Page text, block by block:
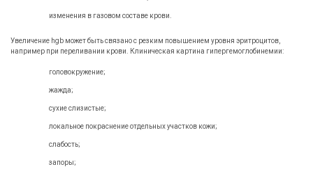
изменения в газовом составе крови.
Увеличение hgb может быть связано с резким повышением уровня эритроцитов,
например при переливании крови. Клиническая картина гипергемоглобинемии:
головокружение;
жажда;
сухие слизистые;
локальное покраснение отдельных участков кожи;
слабость;
запоры;